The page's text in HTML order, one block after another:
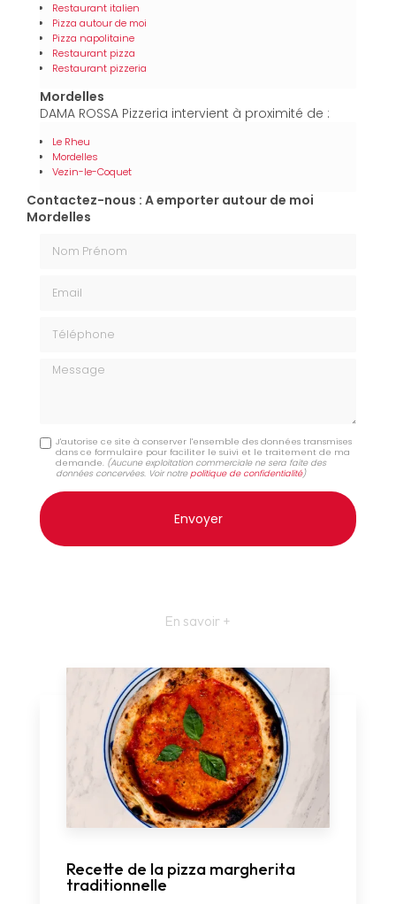
Restaurant italien
Pizza autour de moi
Pizza napolitaine
Restaurant pizza
Restaurant pizzeria
Mordelles
DAMA ROSSA Pizzeria intervient à proximité de :
Le Rheu
Mordelles
Vezin-le-Coquet
Contactez-nous : A emporter autour de moi
Mordelles
Message
J'autorise ce site à conserver l'ensemble des données transmises
dans ce formulaire pour faciliter le suivi et le traitement de ma
demande. (Aucune exploitation commerciale ne sera faite des
données concervées. Voir notrepolitique de confidentialité)
En savoir +
Recette de la pizza margherita
traditionnelle